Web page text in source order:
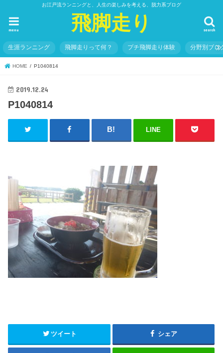
お江戸流ランニングと、人生の楽しみを考える、脱力系ブログ
飛脚走り search
menu
生涯ランニング 飛脚走りって何？ プチ飛脚走り体験 分野別ブロ
HOME P1040814
2019.12.24
P1040814
LINE
ツイート シェア